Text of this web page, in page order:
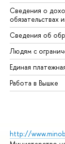
Сведения о
обязательствах
Сведения об
Людям с
Единая
Работа в Вышке
http://